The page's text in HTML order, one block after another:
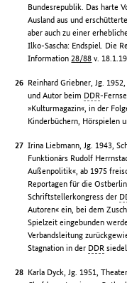
Bundesrepublik. Das harte
Ausland aus und
aber auch zu einer
Ilko-Sascha: Endspiel. Die
Information28/88 v.
Reinhard Griebner, Jg.
und Autor beim DDR-
»Kulturmagazin«, in der
Kinderbüchern, Hörspielen
Irina Liebmann, Jg. 1943,
Funktionärs Rudolf
Außenpolitik«, ab 1975
Reportagen für die
Schriftstellerkongress der
Autoren« ein, bei dem
Spielzeit eingebunden
Verbandsleitung
Stagnation in der DDR
Karla Dyck, Jg. 1951,